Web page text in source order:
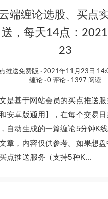
端缠论选股、买点
送，每天14点：
23
推送免费版 2021年11月23日
缠论
0 评论 1397 阅读
是基于网站会员的买点推送
安卓版通用】，在每个交易
自动生成的一篇缠论5分钟K
章，内容仅供参考。如果想
点推送服务（支持5种K...